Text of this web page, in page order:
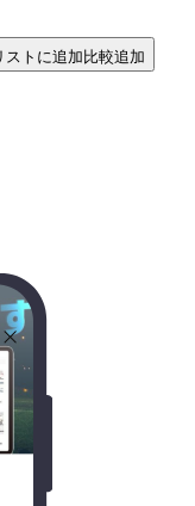
ストに追加 比較追加